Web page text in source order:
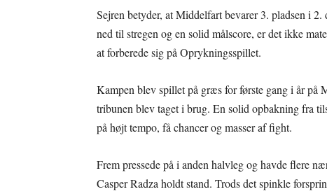
Sejren betyder, at Middelfart bevarer 3. pladsen i
ned til stregen og en solid målscore, er det ikke
at forberede sig på Oprykningsspillet.
Kampen blev spillet på græs for første gang i år på
tribunen blev taget i brug. En solid opbakning fra
på højt tempo, få chancer og masser af fight.
Frem pressede på i anden halvleg og havde flere
Casper Radza holdt stand. Trods det spinkle